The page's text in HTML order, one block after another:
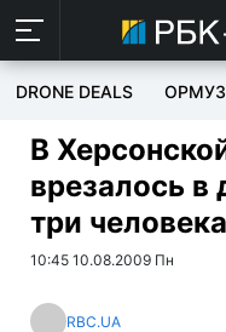
DRONE DEALS
В
врезалось в
три человека
10:45 10.08.2009 Пн
RBC.UA